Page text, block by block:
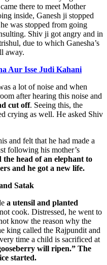
there to meet Mother
inside, Ganesh ji stopped
was stopped from going
Shiv ji got angry and in
due to which Ganesha’s
away.
Aur Isse Judi Kahani
a lot of noise and when
after hearing this noise and
cut off. Seeing this, the
crying as well. He asked Shiv
and felt that he had made a
following his mother’s
head of an elephant to
and he got a new life.
Satak
a utensil and planted
cook. Distressed, he went to
know the reason why the
king called the Rajpundit and
time a child is sacrificed at
will ripen.” The
started.